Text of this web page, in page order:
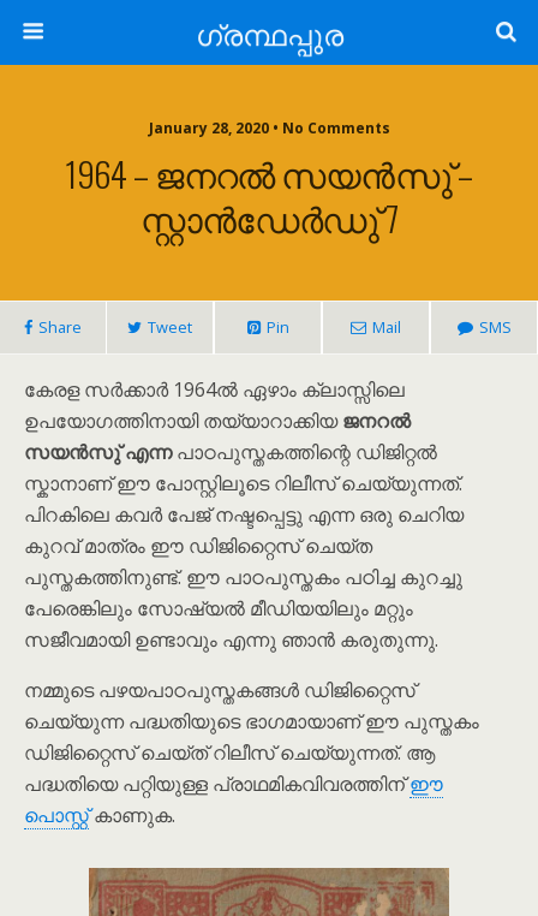
ഗ്രന്ഥപ്പുര
January 28, 2020 • No Comments
1964 – ജനറൽ സയൻസു് –
സ്റ്റാൻഡേർഡു് 7
Share Tweet Pin Mail SMS
കേരള സർക്കാർ 1964ൽ ഏഴാം ക്ലാസ്സിലെ
ഉപയോഗത്തിനായി തയ്യാറാക്കിയജനറൽ
സയൻസു്എന്നപാഠപുസ്തകത്തിന്റെ ഡിജിറ്റൽ
സ്കാനാണ് ഈ പോസ്റ്റിലൂടെ റിലീസ് ചെയ്യുന്നത്.
പിറകിലെ കവർ പേജ് നഷ്ടപ്പെട്ടു എന്ന ഒരു ചെറിയ
കുറവ് മാത്രം ഈ ഡിജിറ്റൈസ് ചെയ്ത
പുസ്തകത്തിനുണ്ട്. ഈ പാഠപുസ്തകം പഠിച്ച കുറച്ചു
പേരെങ്കിലും സോഷ്യൽ മീഡിയയിലും മറ്റും
സജീവമായി ഉണ്ടാവും എന്നു ഞാൻ കരുതുന്നു.
നമ്മുടെ പഴയപാഠപുസ്തകങ്ങൾ ഡിജിറ്റൈസ്
ചെയ്യുന്ന പദ്ധതിയുടെ ഭാഗമായാണ് ഈ പുസ്തകം
ഡിജിറ്റൈസ് ചെയ്ത് റിലീസ് ചെയ്യുന്നത്. ആ
പദ്ധതിയെ പറ്റിയുള്ള പ്രാഥമികവിവരത്തിന്ഈ
പൊസ്റ്റ്കാണുക.